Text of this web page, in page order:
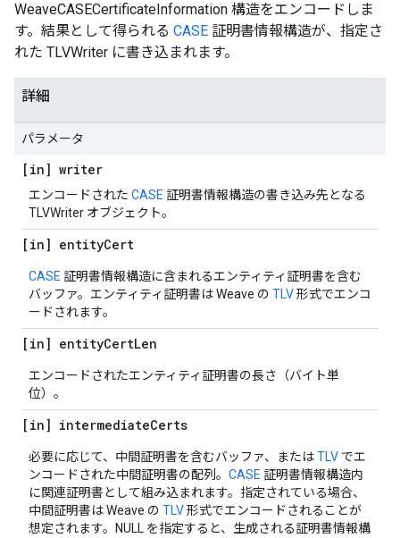
WeaveCASECertificateInformation 構造をエンコードしま
す。結果として得られる CASE 証明書情報構造が、指定さ
れた TLVWriter に書き込まれます。
詳細
パラメータ
[in] writer
エンコードされた CASE 証明書情報構造の書き込み先となる
TLVWriter オブジェクト。
[in] entityCert
CASE 証明書情報構造に含まれるエンティティ証明書を含む
バッファ。エンティティ証明書は Weave の TLV形式でエンコ
ードされます。
[in] entityCertLen
エンコードされたエンティティ証明書の長さ（バイト単
位）。
[in] intermediateCerts
必要に応じて、中間証明書を含むバッファ、またはTLV でエ
ンコードされた中間証明書の配列。 CASE 証明書情報構造内
に関連証明書として組み込まれます。指定されている場合、
中間証明書は Weave の TLV形式でエンコードされることが
想定されます。NULL を指定すると、生成される証明書情報構